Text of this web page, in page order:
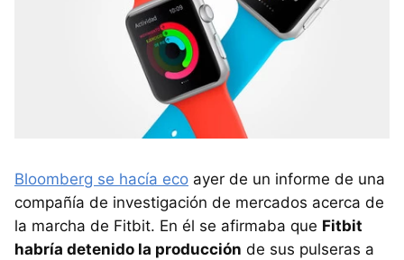
Bloomberg se hacía eco ayer de un informe de una
compañía de investigación de mercados acerca de
la marcha de Fitbit. En él se afirmaba que Fitbit
habría detenido la producción de sus pulseras a